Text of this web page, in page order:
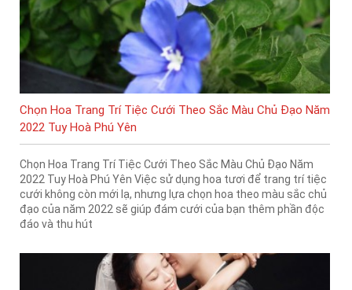
Chọn Hoa Trang Trí Tiệc Cưới Theo Sắc Màu Chủ Đạo Năm
2022 Tuy Hoà Phú Yên
Chọn Hoa Trang Trí Tiệc Cưới Theo Sắc Màu Chủ Đạo Năm
2022 Tuy Hoà Phú Yên Việc sử dụng hoa tươi để trang trí tiệc
cưới không còn mới lạ, nhưng lựa chọn hoa theo màu sắc chủ
đạo của năm 2022 sẽ giúp đám cưới của bạn thêm phần độc
đáo và thu hút